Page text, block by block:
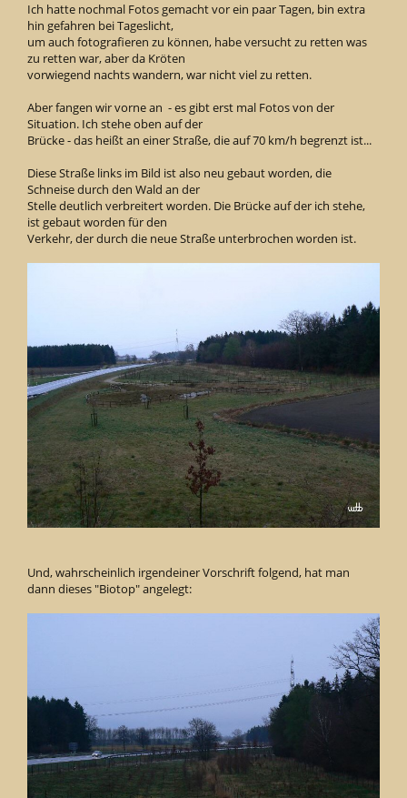
Ich hatte nochmal Fotos gemacht vor ein paar Tagen, bin extra
hin gefahren bei Tageslicht,
um auch fotografieren zu können, habe versucht zu retten was
zu retten war, aber da Kröten
vorwiegend nachts wandern, war nicht viel zu retten.
Aber fangen wir vorne an - es gibt erst mal Fotos von der
Situation. Ich stehe oben auf der
Brücke - das heißt an einer Straße, die auf 70 km/h begrenzt ist...
Diese Straße links im Bild ist also neu gebaut worden, die
Schneise durch den Wald an der
Stelle deutlich verbreitert worden. Die Brücke auf der ich stehe,
ist gebaut worden für den
Verkehr, der durch die neue Straße unterbrochen worden ist.
Und, wahrscheinlich irgendeiner Vorschrift folgend, hat man
dann dieses "Biotop" angelegt: